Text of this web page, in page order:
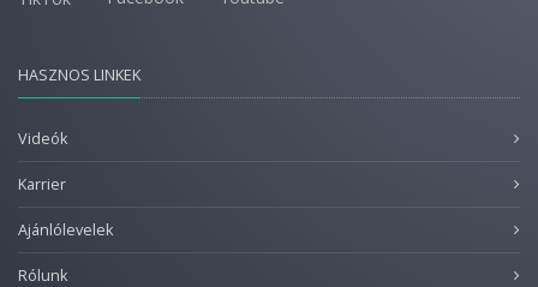
HASZNOS LINKEK
Videók
Karrier
Ajánlólevelek
Rólunk